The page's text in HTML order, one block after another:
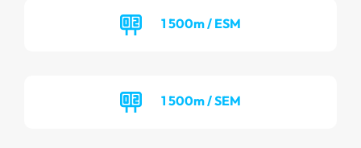
1 500m / ESM
1 500m / SEM